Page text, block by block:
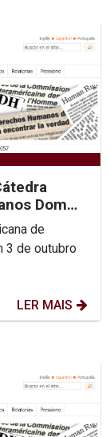
Dom
de
3 de outubro
LER MAIS